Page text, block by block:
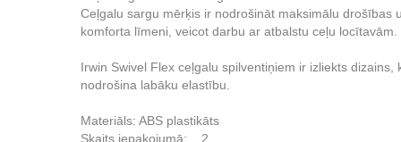
Ceļgalu sargu mērķis ir nodrošināt maksimālu drošības
komforta līmeni, veicot darbu ar atbalstu ceļu locītavām.
Irwin Swivel Flex ceļgalu spilventiņiem ir izliekts dizains,
nodrošina labāku elastību.
Materiāls: ABS plastikāts
Skaits iepakojumā: 2